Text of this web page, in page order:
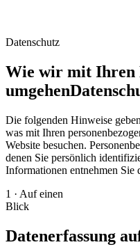
Datenschutz
Wie wir mit Ihren
umgehen
Die folgenden Hinweise
was mit Ihren
Website besuchen.
denen Sie persönlich
Informationen entnehmen Sie
1 · Auf einen
Blick
Datenerfassung